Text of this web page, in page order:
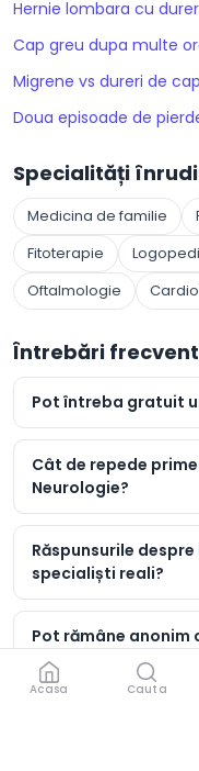
Hernie lombara cu
Cap greu dupa multe
Migrene vs dureri de
Doua episoade de
Specialități
Medicina de familie
Fitoterapie
Oftalmologie
Întrebări
Pot întreba gratuit
Cât de repede
Neurologie?
Răspunsurile
specialiști reali?
Pot rămâne anonim
Acasa Cauta